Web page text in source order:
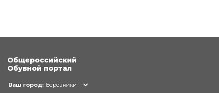
Общероссийский
Обувной портал
Ваш город: Березники